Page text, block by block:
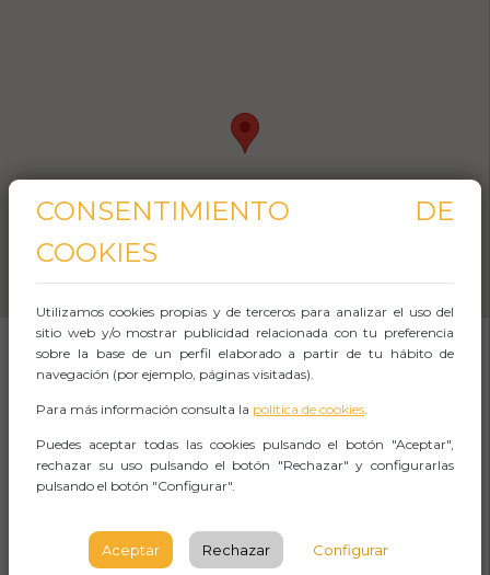
SOBRE EL EVENTO
Inaugurado en 1847, el Gran Teatro del Liceo es
el teatro en activo más antiguo y prestigioso de
conservado su función como centro cultural y
CONSENTIMIENTO DE
COOKIES
Utilizamos cookies propias y de terceros para analizar el uso del
sitio web y/o mostrar publicidad relacionada con tu preferencia
sobre la base de un perfil elaborado a partir de tu hábito de
navegación (por ejemplo, páginas visitadas).
Para más información consulta la política de cookies
Puedes aceptar todas las cookies pulsando el botón "Aceptar",
rechazar su uso pulsando el botón "Rechazar" y configurarlas
pulsando el botón "Configurar".
Aceptar Rechazar Configurar